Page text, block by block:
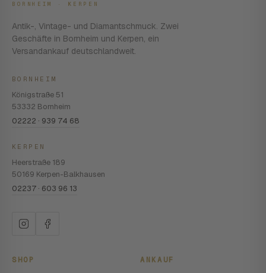
BORNHEIM · KERPEN
Antik-, Vintage- und Diamantschmuck. Zwei
Geschäfte in Bornheim und Kerpen, ein
Versandankauf deutschlandweit.
BORNHEIM
Königstraße 51
53332 Bornheim
02222 · 939 74 68
KERPEN
Heerstraße 189
50169 Kerpen-Balkhausen
02237 · 603 96 13
SHOP ANKAUF